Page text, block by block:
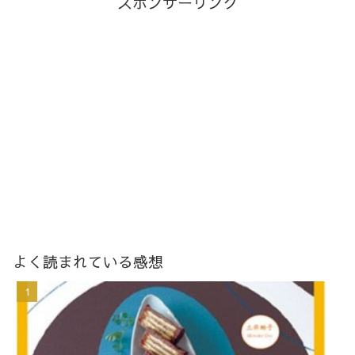
よく読まれている感想